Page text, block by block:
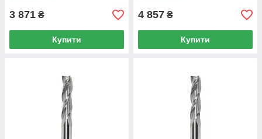
3 871 ₴
Купити
4 857 ₴
Купити